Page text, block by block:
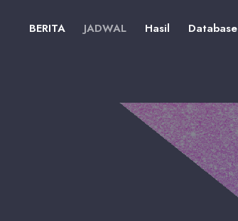
BERITA JADWAL Hasil Database